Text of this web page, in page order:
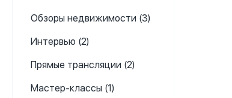
Обзоры недвижимости (3)
Интервью (2)
Прямые трансляции (2)
Мастер-классы (1)